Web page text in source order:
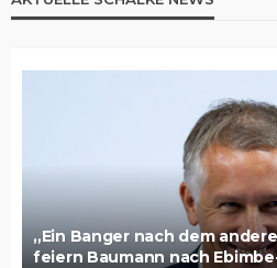
„Ein Banger nach dem
feiern Baumann nach